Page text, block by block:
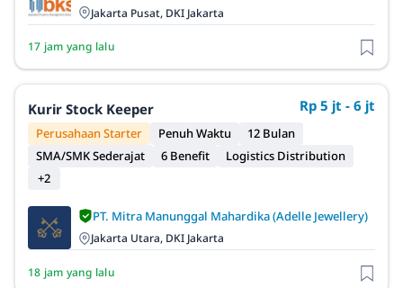
Jakarta Pusat, DKI Jakarta
17 jam yang lalu
Kurir Stock Keeper Rp 5 jt - 6 jt
Perusahaan Starter Penuh Waktu
12 Bulan
SMA/SMK Sederajat
6 Benefit
Logistics Distribution
+2
PT. Mitra Manunggal Mahardika (Adelle Jewellery)
Jakarta Utara, DKI Jakarta
18 jam yang lalu